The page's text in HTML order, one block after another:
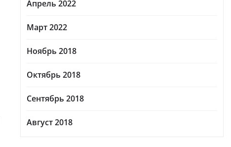
Апрель 2022
Март 2022
Ноябрь 2018
Октябрь 2018
Сентябрь 2018
Август 2018